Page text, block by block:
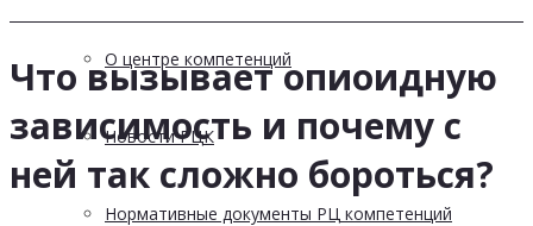
О центре компетенций
Новости РЦК
Нормативные документы РЦ компетенций
Что вызывает опиоидную
зависимость и почему с
ней так сложно бороться?